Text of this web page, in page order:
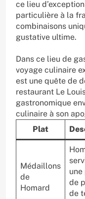
ce lieu
particulière à la
combinaisons
gustative ultime.
Dans ce lieu de
voyage culinaire
est une quête de
restaurant Le
gastronomique
culinaire à son
Plat
Médaillons
de
Homard
une
de
de